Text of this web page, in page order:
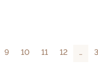
9 10 11 12 …